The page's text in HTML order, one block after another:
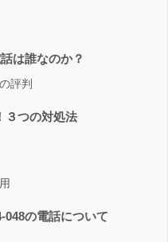
は誰なのか？
評判
３つの対処法
048の電話について